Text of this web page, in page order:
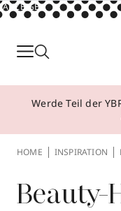
ANZEIGE
Parfum
Make-up
Über
Werde Teil der
HOME INSPIRATION
Beauty-